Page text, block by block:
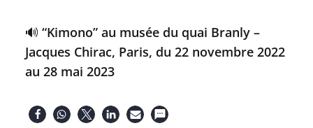
🔊 “Kimono” au musée du quai Branly –
Jacques Chirac, Paris, du 22 novembre 2022
au 28 mai 2023